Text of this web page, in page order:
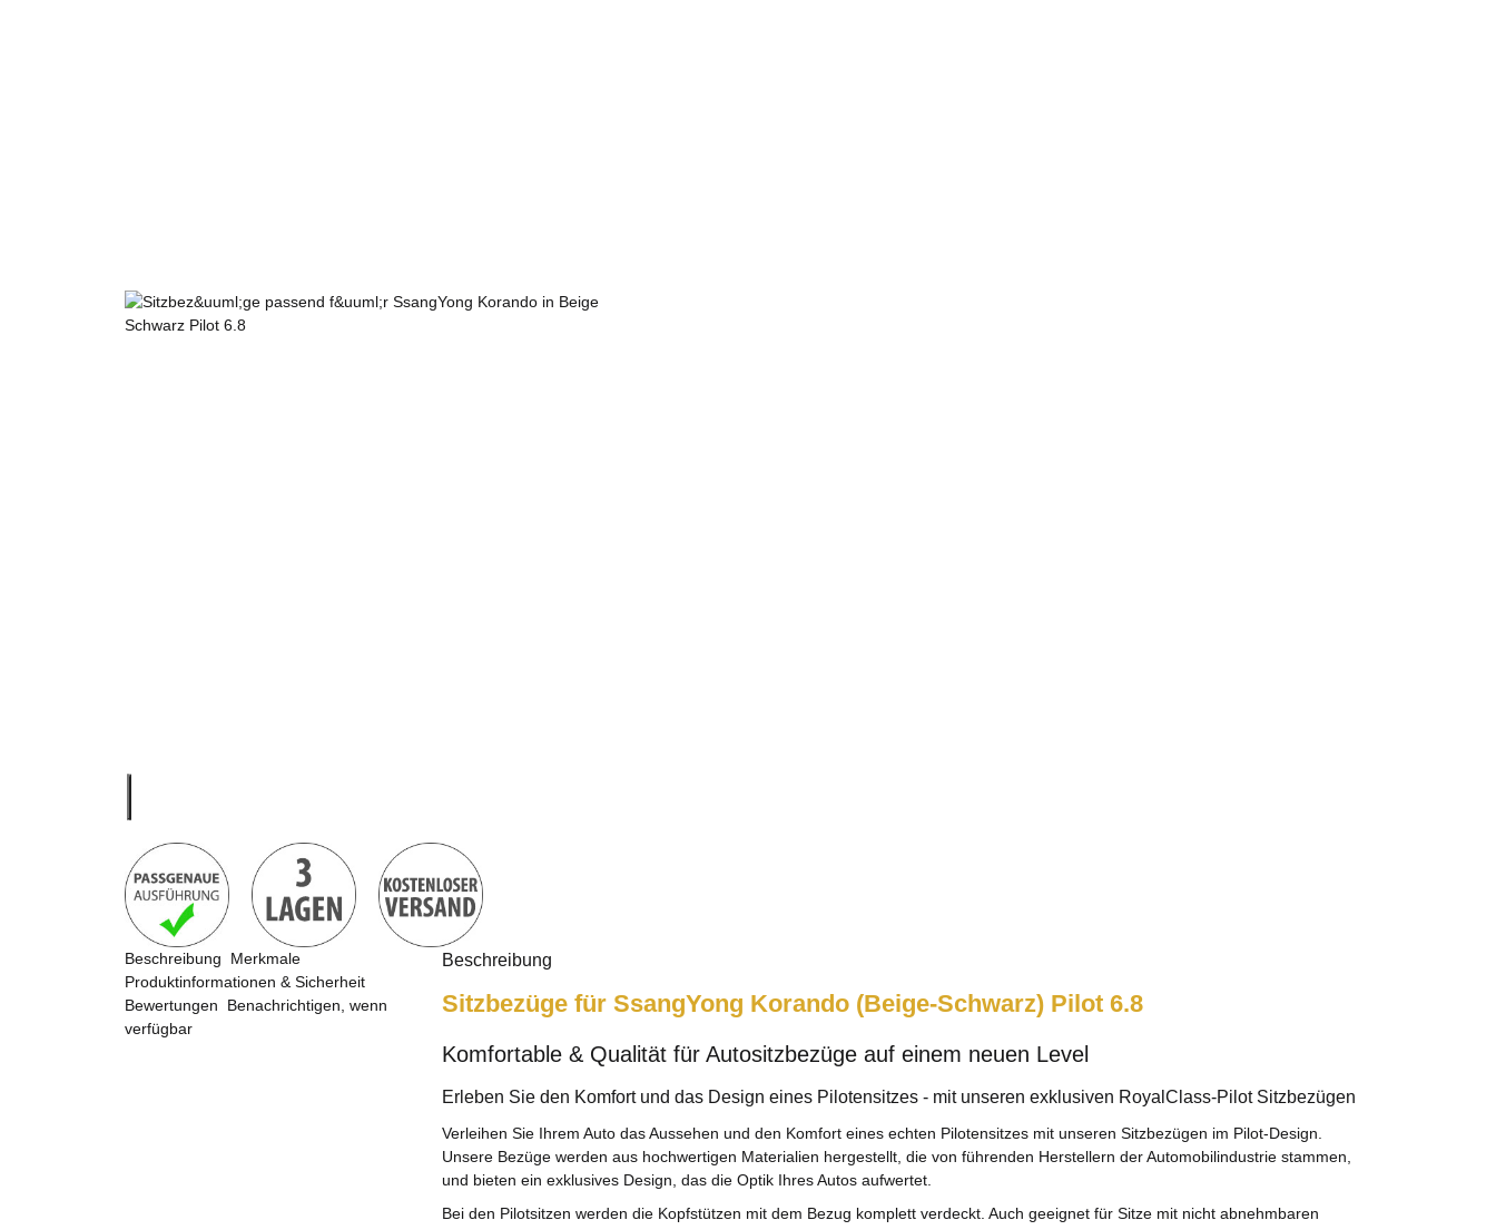
Beschreibung
Merkmale
Produktinformationen & Sicherheit
Bewertungen
Benachrichtigen, wenn
verfügbar
Beschreibung
Sitzbezüge für SsangYong Korando (Beige-Schwarz) Pilot 6.8
Komfortable & Qualität für Autositzbezüge auf einem neuen Level
Erleben Sie den Komfort und das Design eines Pilotensitzes - mit unseren exklusiven RoyalClass-Pilot Sitzbezügen
Verleihen Sie Ihrem Auto das Aussehen und den Komfort eines echten Pilotensitzes mit unseren Sitzbezügen im Pilot-Design.
Unsere Bezüge werden aus hochwertigen Materialien hergestellt, die von führenden Herstellern der Automobilindustrie stammen,
und bieten ein exklusives Design, das die Optik Ihres Autos aufwertet.
Bei den Pilotsitzen werden die Kopfstützen mit dem Bezug komplett verdeckt. Auch geeignet für Sitze mit nicht abnehmbaren